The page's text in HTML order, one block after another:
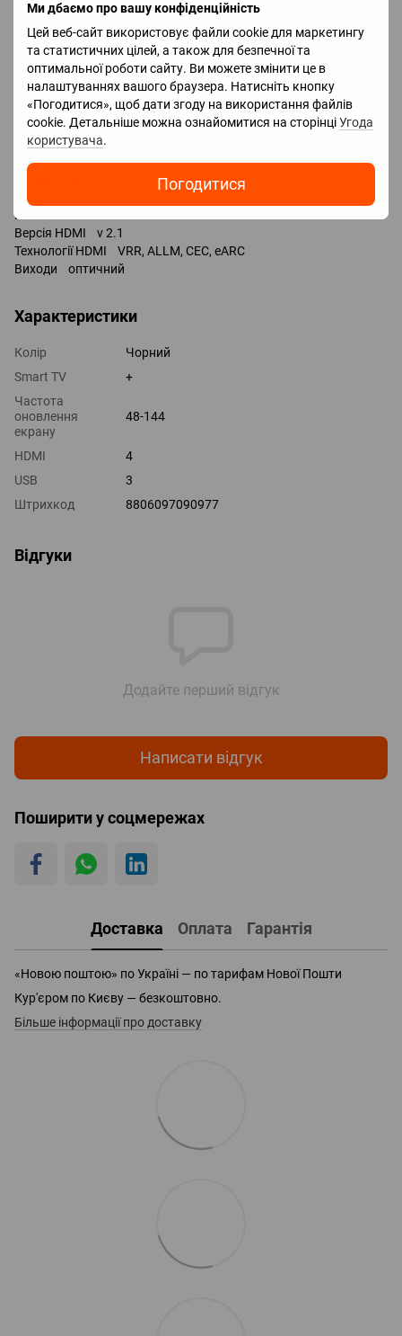
Ми дбаємо про вашу конфіденційність
Цей веб-сайт використовує файли cookie для маркетингу
та статистичних цілей, а також для безпечної та
оптимальної роботи сайту. Ви можете змінити це в
налаштуваннях вашого браузера. Натисніть кнопку
«Погодитися», щоб дати згоду на використання файлів
cookie. Детальніше можна ознайомитися на сторінціУгода
користувача.
Погодитися
запис телепередач
Miracast
Bluetooth v 5.2
підтримка DLNA
керування голосом
Amazon Alexa
Google Assistant
Bixby
Роз'єми
LAN
HDMI 4 шт
Версія HDMI v 2.1
Технології HDMI VRR, ALLM, CEC, eARC
Виходи оптичний
Характеристики
Колір
Чорний
Smart TV
+
Частота
оновлення
екрану
48-144
HDMI
4
USB
3
Штрихкод
8806097090977
Відгуки
Додайте перший відгук
Написати відгук
Поширити у соцмережах
Доставка Оплата Гарантія
«Новою поштою» по Україні — по тарифам Нової Пошти
Кур'єром по Києву — безкоштовно.
Більше інформації про доставку